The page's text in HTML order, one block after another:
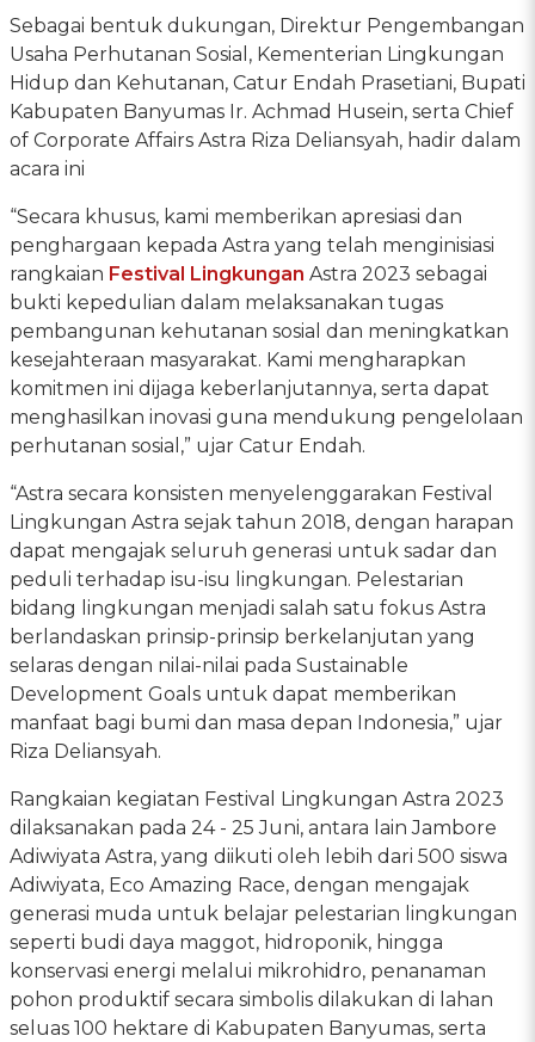
Sebagai bentuk dukungan, Direktur Pengembangan
Usaha Perhutanan Sosial, Kementerian Lingkungan
Hidup dan Kehutanan, Catur Endah Prasetiani, Bupati
Kabupaten Banyumas Ir. Achmad Husein, serta Chief
of Corporate Affairs Astra Riza Deliansyah, hadir dalam
acara ini
“Secara khusus, kami memberikan apresiasi dan
penghargaan kepada Astra yang telah menginisiasi
rangkaian Festival Lingkungan Astra 2023 sebagai
bukti kepedulian dalam melaksanakan tugas
pembangunan kehutanan sosial dan meningkatkan
kesejahteraan masyarakat. Kami mengharapkan
komitmen ini dijaga keberlanjutannya, serta dapat
menghasilkan inovasi guna mendukung pengelolaan
perhutanan sosial,” ujar Catur Endah.
“Astra secara konsisten menyelenggarakan Festival
Lingkungan Astra sejak tahun 2018, dengan harapan
dapat mengajak seluruh generasi untuk sadar dan
peduli terhadap isu-isu lingkungan. Pelestarian
bidang lingkungan menjadi salah satu fokus Astra
berlandaskan prinsip-prinsip berkelanjutan yang
selaras dengan nilai-nilai pada Sustainable
Development Goals untuk dapat memberikan
manfaat bagi bumi dan masa depan Indonesia,” ujar
Riza Deliansyah.
Rangkaian kegiatan Festival Lingkungan Astra 2023
dilaksanakan pada 24 - 25 Juni, antara lain Jambore
Adiwiyata Astra, yang diikuti oleh lebih dari 500 siswa
Adiwiyata, Eco Amazing Race, dengan mengajak
generasi muda untuk belajar pelestarian lingkungan
seperti budi daya maggot, hidroponik, hingga
konservasi energi melalui mikrohidro, penanaman
pohon produktif secara simbolis dilakukan di lahan
seluas 100 hektare di Kabupaten Banyumas, serta